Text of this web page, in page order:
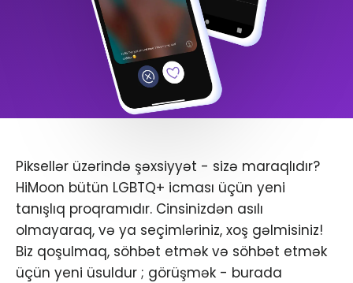
Piksellər üzərində şəxsiyyət - sizə maraqlıdır?
HiMoon bütün LGBTQ+ icması üçün yeni
tanışlıq proqramıdır. Cinsinizdən asılı
olmayaraq, və ya seçimləriniz, xoş gəlmisiniz!
Biz qoşulmaq, söhbət etmək və söhbət etmək
üçün yeni üsuldur ; görüşmək - burada